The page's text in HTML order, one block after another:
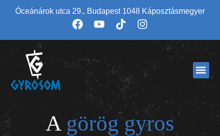
Óceánárok utca 29., Budapest 1048 Káposztásmegyer
A görög gyros